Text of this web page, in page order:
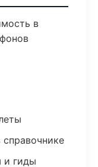
в
и гиды